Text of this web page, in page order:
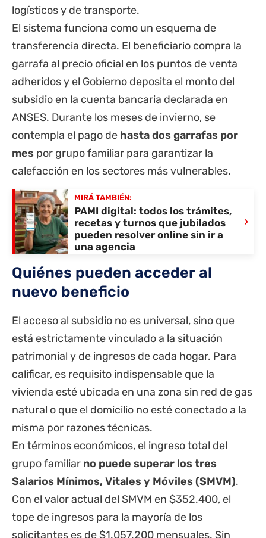
logísticos y de transporte.
El sistema funciona como un esquema de
transferencia directa. El beneficiario compra la
garrafa al precio oficial en los puntos de venta
adheridos y el Gobierno deposita el monto del
subsidio en la cuenta bancaria declarada en
ANSES. Durante los meses de invierno, se
contempla el pago de hasta dos garrafas por
mes por grupo familiar para garantizar la
calefacción en los sectores más vulnerables.
MIRÁ TAMBIÉN:
PAMI digital: todos los trámites,
recetas y turnos que jubilados
pueden resolver online sin ir a
una agencia
›
Quiénes pueden acceder al
nuevo beneficio
El acceso al subsidio no es universal, sino que
está estrictamente vinculado a la situación
patrimonial y de ingresos de cada hogar. Para
calificar, es requisito indispensable que la
vivienda esté ubicada en una zona sin red de gas
natural o que el domicilio no esté conectado a la
misma por razones técnicas.
En términos económicos, el ingreso total del
grupo familiar no puede superar los tres
Salarios Mínimos, Vitales y Móviles (SMVM).
Con el valor actual del SMVM en $352.400, el
tope de ingresos para la mayoría de los
solicitantes es de $1.057.200 mensuales. Sin